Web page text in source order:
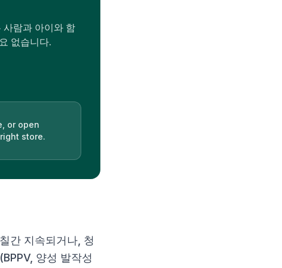
람과 아이와 함
없습니다.
or open
store.
간 지속되거나, 청
양성 발작성